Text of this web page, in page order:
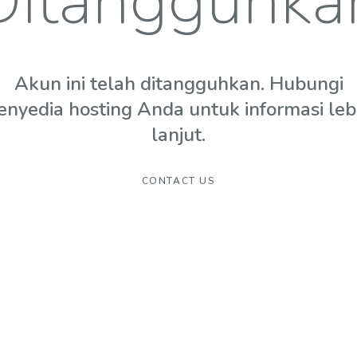
Akun ini telah ditangguhkan. Hubungi
hosting Anda untuk informasi
lanjut.
CONTACT US